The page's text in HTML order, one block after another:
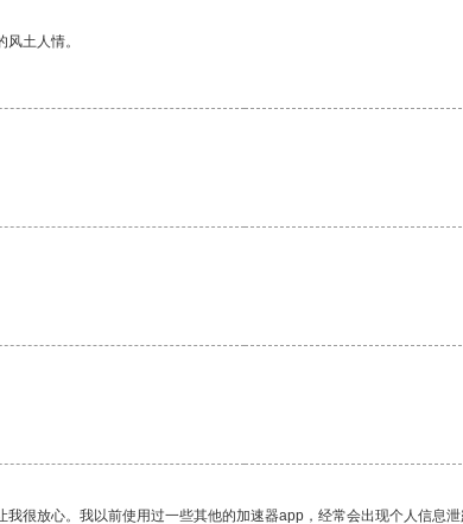
土人情。
很放心。我以前使用过一些其他的加速器app，经常会出现个人信息泄